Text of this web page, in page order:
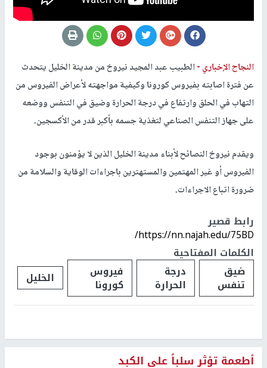
النجاح الإخباري -الطبيب عبد المجيد نيروخ من مدينة الخليل يتحدث
عن فترة اصابته بفيروس كورونا وكيفية مواجهته لأعراض الفيروس من
التهاب في الحلق وارتفاع في درجة الحرارة وضيق في التنفس ووضعه
على جهاز التنفس الصناعي لتغذية جسمه بأكبر قدر من الأكسجين.
ويقدم نيروخ النصائح لأبناء مدينة الخليل الذين لا يؤمنون بوجود
الفيروس أو غير المهتمين والمستهترين باجراءات الوقاية والسلامة من
ضرورة اتباع الاجراءات.
رابط قصير
https://nn.najah.edu/75BD/
الكلمات المفتاحية
ضيق
تنفس
درجة
الحرارة
فيروس
كورونا الخليل
أطعمة تؤثر سلباً على الكبد